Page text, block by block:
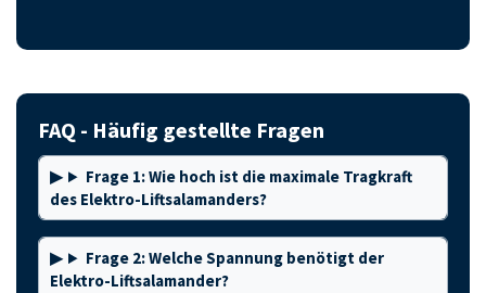
FAQ - Häufig gestellte Fragen
Frage 1: Wie hoch ist die maximale Tragkraft
des Elektro-Liftsalamanders?
Frage 2: Welche Spannung benötigt der
Elektro-Liftsalamander?